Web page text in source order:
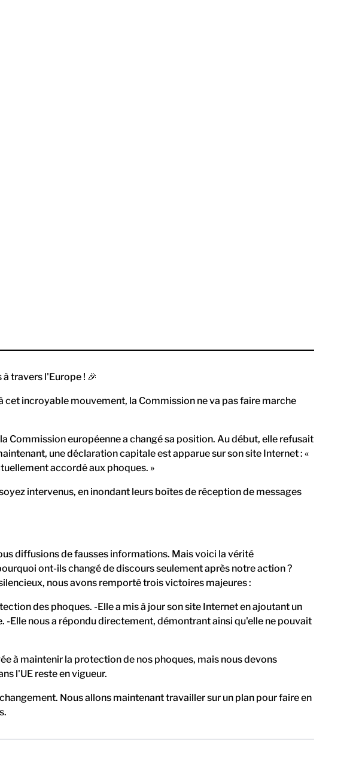
travers l'Europe ! 🎉
incroyable mouvement, la Commission ne va pas faire marche
Commission européenne a changé sa position. Au début, elle refusait
une déclaration capitale est apparue sur son site Internet : «
accordé aux phoques. »
intervenus, en inondant leurs boîtes de réception de messages
diffusions de fausses informations. Mais voici la vérité
ont-ils changé de discours seulement après notre action ?
nous avons remporté trois victoires majeures :
des phoques. -Elle a mis à jour son site Internet en ajoutant un
nous a répondu directement, démontrant ainsi qu'elle ne pouvait
à maintenir la protection de nos phoques, mais nous devons
l'UE reste en vigueur.
Nous allons maintenant travailler sur un plan pour faire en